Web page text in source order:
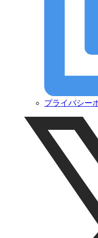
プライバシー